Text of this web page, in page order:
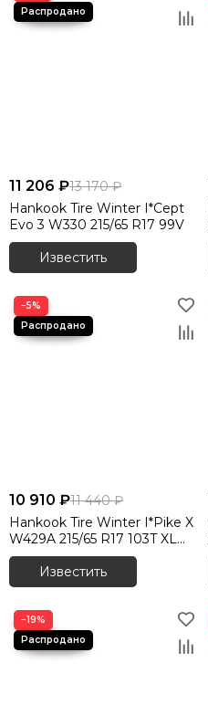
11 206 ₽13 170 ₽
Hankook Tire Winter I*Cept
Evo 3 W330 215/65 R17 99V
Известить
−5%
10 910 ₽11 440 ₽
Hankook Tire Winter I*Pike X
W429A 215/65 R17 103T XL
шип.
Известить
−19%